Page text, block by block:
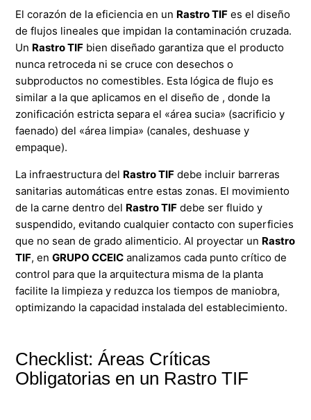
El corazón de la eficiencia en un Rastro TIF es el diseño
de flujos lineales que impidan la contaminación cruzada.
Un Rastro TIF bien diseñado garantiza que el producto
nunca retroceda ni se cruce con desechos o
subproductos no comestibles. Esta lógica de flujo es
similar a la que aplicamos en el diseño de , donde la
zonificación estricta separa el «área sucia» (sacrificio y
faenado) del «área limpia» (canales, deshuase y
empaque).
La infraestructura del Rastro TIF debe incluir barreras
sanitarias automáticas entre estas zonas. El movimiento
de la carne dentro del Rastro TIF debe ser fluido y
suspendido, evitando cualquier contacto con superficies
que no sean de grado alimenticio. Al proyectar un Rastro
TIF, enGRUPO CCEIC analizamos cada punto crítico de
control para que la arquitectura misma de la planta
facilite la limpieza y reduzca los tiempos de maniobra,
optimizando la capacidad instalada del establecimiento.
Checklist: Áreas Críticas
Obligatorias en un Rastro TIF